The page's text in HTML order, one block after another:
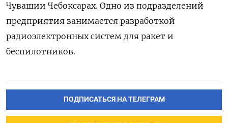
Чувашии Чебоксарах. Одно из подразделений
предприятия занимается разработкой
радиоэлектронных систем для ракет и
беспилотников.
ПОДПИСАТЬСЯ НА ТЕЛЕГРАМ